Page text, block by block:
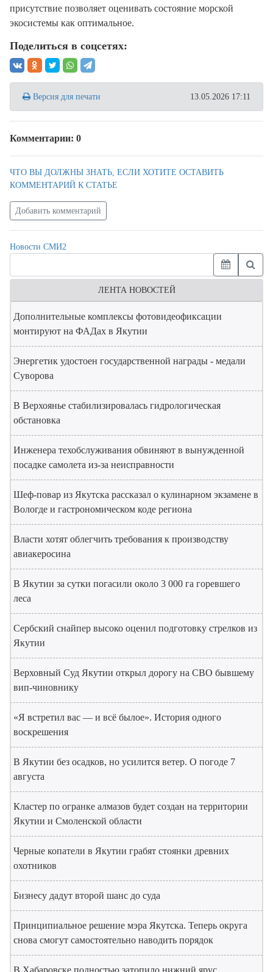
присутствие позволяет оценивать состояние морской
экосистемы как оптимальное.
Поделиться в соцсетях:
Версия для печати 13.05.2026 17:11
Комментарии: 0
ЧТО ВЫ ДОЛЖНЫ ЗНАТЬ, ЕСЛИ ХОТИТЕ ОСТАВИТЬ
КОММЕНТАРИЙ К СТАТЬЕ
Добавить комментарий
Новости СМИ2
ЛЕНТА НОВОСТЕЙ
Дополнительные комплексы фотовидеофиксации
монтируют на ФАДах в Якутии
Энергетик удостоен государственной награды - медали
Суворова
В Верхоянье стабилизировалась гидрологическая
обстановка
Инженера техобслуживания обвиняют в вынужденной
посадке самолета из-за неисправности
Шеф-повар из Якутска рассказал о кулинарном экзамене в
Вологде и гастрономическом коде региона
Власти хотят облегчить требования к производству
авиакеросина
В Якутии за сутки погасили около 3 000 га горевшего
леса
Сербский снайпер высоко оценил подготовку стрелков из
Якутии
Верховный Суд Якутии открыл дорогу на СВО бывшему
вип-чиновнику
«Я встретил вас — и всё былое». История одного
воскрешения
В Якутии без осадков, но усилится ветер. О погоде 7
августа
Кластер по огранке алмазов будет создан на территории
Якутии и Смоленской области
Черные копатели в Якутии грабят стоянки древних
охотников
Бизнесу дадут второй шанс до суда
Принципиальное решение мэра Якутска. Теперь округа
снова смогут самостоятельно наводить порядок